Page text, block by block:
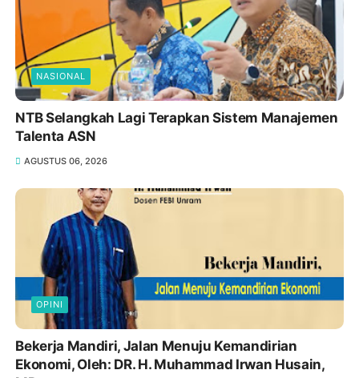
NASIONAL
NTB Selangkah Lagi Terapkan Sistem Manajemen
Talenta ASN
AGUSTUS 06, 2026
OPINI
Bekerja Mandiri, Jalan Menuju Kemandirian
Ekonomi, Oleh: DR. H. Muhammad Irwan Husain,